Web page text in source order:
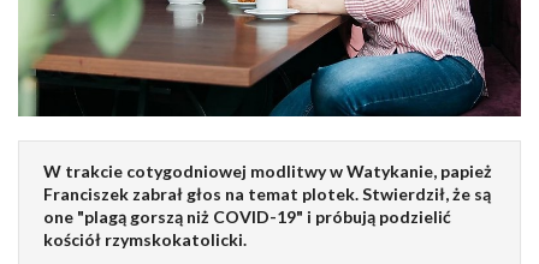
W trakcie cotygodniowej modlitwy w Watykanie, papież
Franciszek zabrał głos na temat plotek. Stwierdził, że są
one "plagą gorszą niż COVID-19" i próbują podzielić
kościół rzymskokatolicki.